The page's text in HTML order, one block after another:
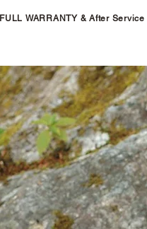
FULL WARRANTY & After Service